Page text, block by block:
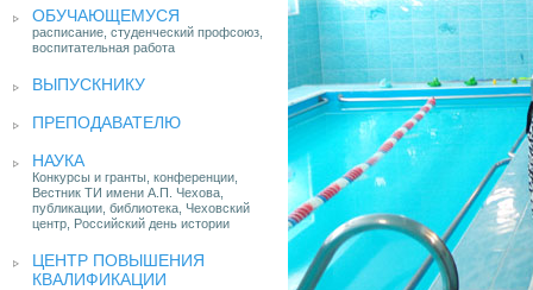
ОБУЧАЮЩЕМУСЯ
расписание, студенческий профсоюз,
воспитательная работа
ВЫПУСКНИКУ
ПРЕПОДАВАТЕЛЮ
НАУКА
Конкурсы и гранты, конференции,
Вестник ТИ имени А.П. Чехова,
публикации, библиотека, Чеховский
центр, Российский день истории
ЦЕНТР ПОВЫШЕНИЯ
КВАЛИФИКАЦИИ